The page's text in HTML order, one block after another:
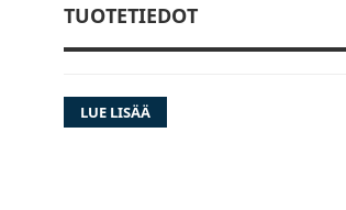
TUOTETIEDOT
LUE LISÄÄ